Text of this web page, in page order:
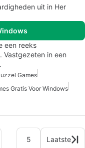
uit in Her
een reeks
Vastgezeten in een
Games
Gratis Voor Windows
5 Laatste